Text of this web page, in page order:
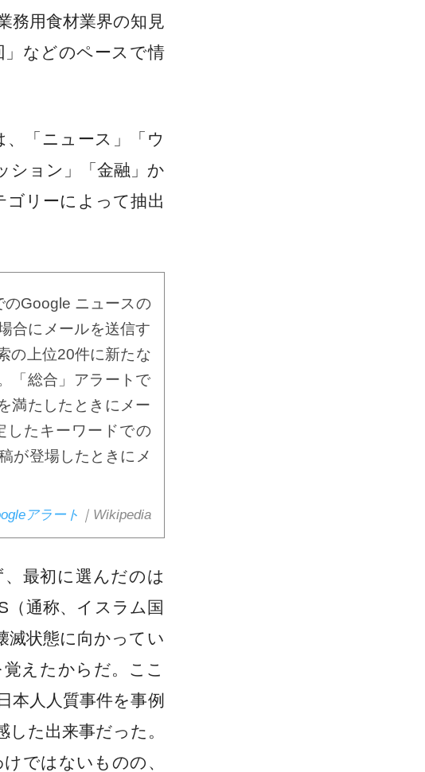
務用食材業界の知見
」などのペースで情
「ニュース」「ウ
ション」「金融」か
ゴリーによって抽出
のGoogle ニュースの
合にメールを送信す
の上位20件に新たな
「総合」アラートで
満たしたときにメー
したキーワードでの
が登場したときにメ
アラート ｜Wikipedia
最初に選んだのは
（通称、イスラム国
滅状態に向かってい
えたからだ。ここ
本人人質事件を事例
た出来事だった。
ではないものの、